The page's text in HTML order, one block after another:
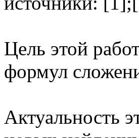
Цель этой
формул
Актуальность